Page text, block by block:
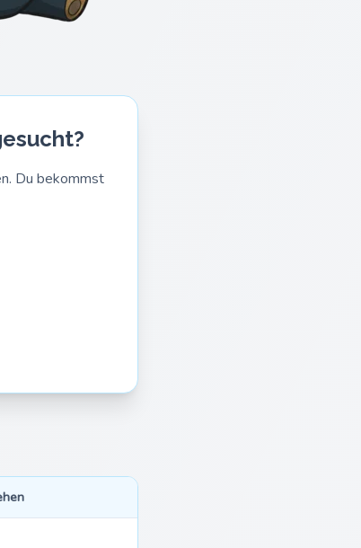
Du bekommst